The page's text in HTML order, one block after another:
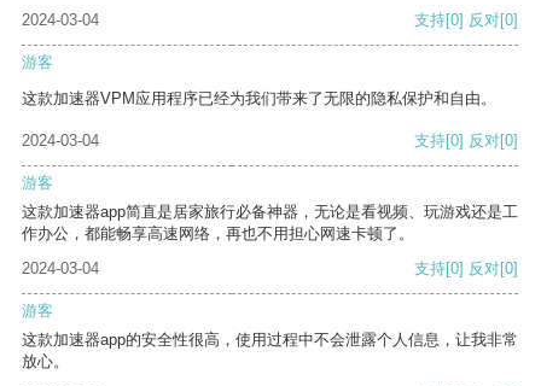
2024-03-04 支持[0] 反对[0]
游客
这款加速器VPM应用程序已经为我们带来了无限的隐私保护和自由。
2024-03-04 支持[0] 反对[0]
游客
这款加速器app简直是居家旅行必备神器，无论是看视频、玩游戏还是工
作办公，都能畅享高速网络，再也不用担心网速卡顿了。
2024-03-04
支持[0] 反对[0]
游客
这款加速器app的安全性很高，使用过程中不会泄露个人信息，让我非常
放心。